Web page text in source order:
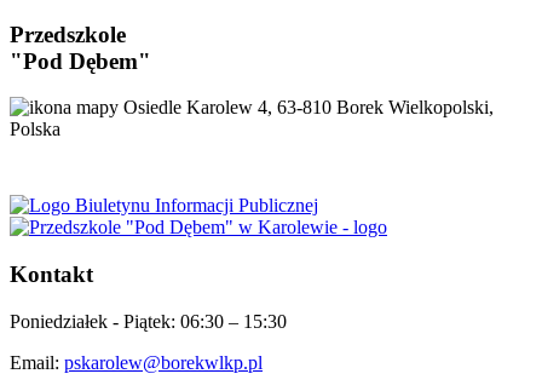
Przedszkole
"Pod Dębem"
Osiedle Karolew 4, 63-810 Borek Wielkopolski,
Polska
Kontakt
Poniedziałek - Piątek: 06:30 – 15:30
Email: pskarolew@borekwlkp.pl